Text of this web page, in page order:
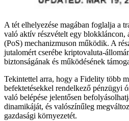
A tét elhelyezése magában foglalja a
való aktív részvételt egy blokkláncon,
(PoS) mechanizmuson működik. A
jutalomért cserébe kriptovaluta-
biztonságának és működésének
Tekintettel arra, hogy a Fidelity több
befektetésekkel rendelkező pénzügyi
való belépése jelentősen
dinamikáját, és valószínűleg
gazdasági környezetét.